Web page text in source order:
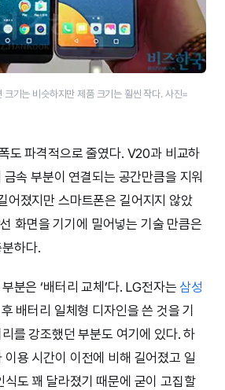
기는 비슷하지만 제품 크기는 훨씬 작다. 사진=
도 파격적으로 줄였다. V20과 비교하
속 부분이 연결되는 공간만큼을 지워
어졌지만 스마트폰은 길어지지 않았
화면을 기기에 밀어넣는 기술 만큼은
하다.
분은 ‘배터리 교체’다. LG전자는삼성
배터리 일체형 디자인을 쓴 것을 기
를 강조했던 부분도 여기에 있다. 하
용 시간이 이전에 비해 길어졌고 일
식도 꽤 달라졌기 때문에 굳이 고집할